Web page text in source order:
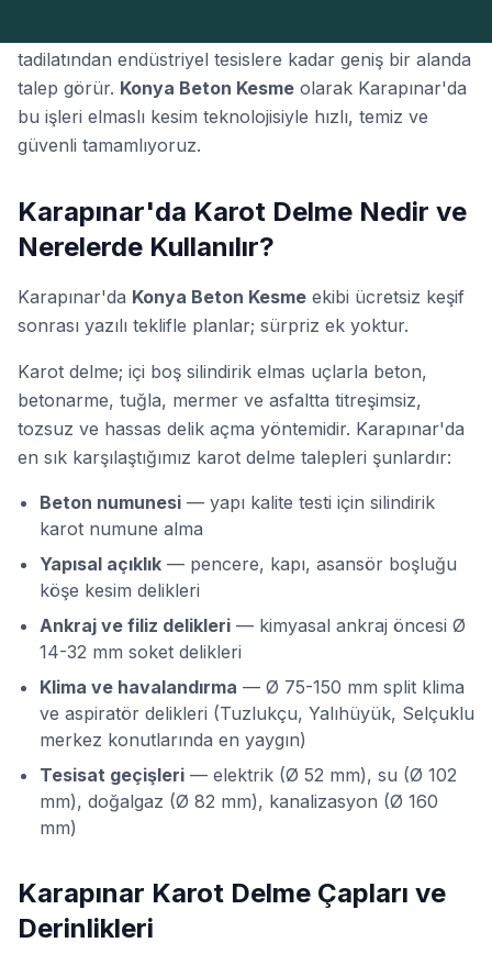
tadilatından endüstriyel tesislere kadar geniş bir alanda
talep görür. Konya Beton Kesme olarak Karapınar'da
bu işleri elmaslı kesim teknolojisiyle hızlı, temiz ve
güvenli tamamlıyoruz.
Karapınar'da Karot Delme Nedir ve
Nerelerde Kullanılır?
Karapınar'da Konya Beton Kesme ekibi ücretsiz keşif
sonrası yazılı teklifle planlar; sürpriz ek yoktur.
Karot delme; içi boş silindirik elmas uçlarla beton,
betonarme, tuğla, mermer ve asfaltta titreşimsiz,
tozsuz ve hassas delik açma yöntemidir. Karapınar'da
en sık karşılaştığımız karot delme talepleri şunlardır:
Beton numunesi — yapı kalite testi için silindirik
karot numune alma
Yapısal açıklık — pencere, kapı, asansör boşluğu
köşe kesim delikleri
Ankraj ve filiz delikleri — kimyasal ankraj öncesi Ø
14-32 mm soket delikleri
Klima ve havalandırma — Ø 75-150 mm split klima
ve aspiratör delikleri (Tuzlukçu, Yalıhüyük, Selçuklu
merkez konutlarında en yaygın)
Tesisat geçişleri — elektrik (Ø 52 mm), su (Ø 102
mm), doğalgaz (Ø 82 mm), kanalizasyon (Ø 160
mm)
Karapınar Karot Delme Çapları ve
Derinlikleri